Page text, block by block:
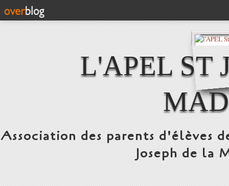
L'APEL ST
Association des parents d'élèves
Joseph de la